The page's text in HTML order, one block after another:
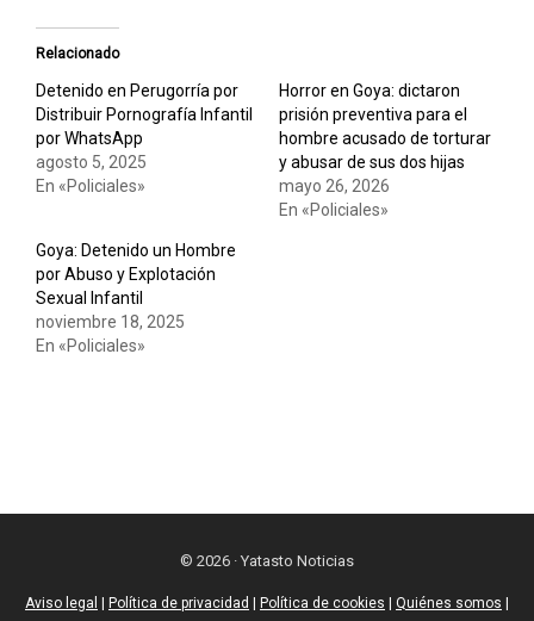
Relacionado
Detenido en Perugorría por
Distribuir Pornografía Infantil
por WhatsApp
agosto 5, 2025
En «Policiales»
Horror en Goya: dictaron
prisión preventiva para el
hombre acusado de torturar
y abusar de sus dos hijas
mayo 26, 2026
En «Policiales»
Goya: Detenido un Hombre
por Abuso y Explotación
Sexual Infantil
noviembre 18, 2025
En «Policiales»
© 2026 · Yatasto Noticias
Aviso legal Política de privacidad Política de cookies Quiénes somos